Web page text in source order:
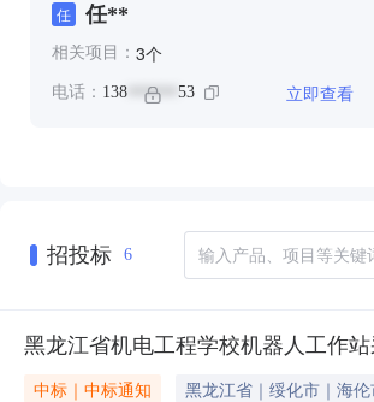
任 任**
相关项目： 3个
电话： 138 ****** 53 立即查看
招投标 6
黑龙江省机电工程学校机器人工作
中标｜中标通知 黑龙江省｜绥化市｜海